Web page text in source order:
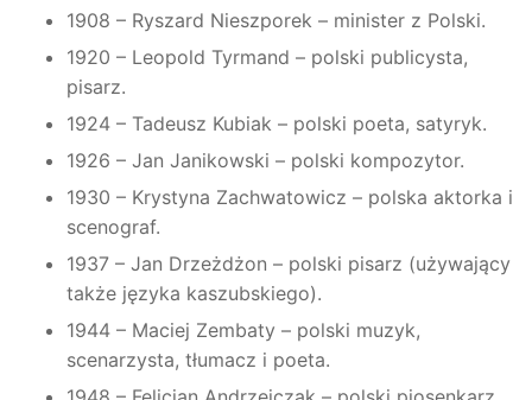
1908 – Ryszard Nieszporek – minister z Polski.
1920 – Leopold Tyrmand – polski publicysta,
pisarz.
1924 – Tadeusz Kubiak – polski poeta, satyryk.
1926 – Jan Janikowski – polski kompozytor.
1930 – Krystyna Zachwatowicz – polska aktorka i
scenograf.
1937 – Jan Drzeżdżon – polski pisarz (używający
także języka kaszubskiego).
1944 – Maciej Zembaty – polski muzyk,
scenarzysta, tłumacz i poeta.